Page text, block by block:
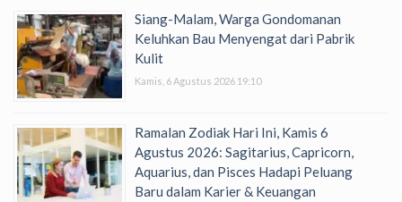
Siang-Malam, Warga Gondomanan
Keluhkan Bau Menyengat dari Pabrik
Kulit
Kamis, 6 Agustus 2026 19:10
Ramalan Zodiak Hari Ini, Kamis 6
Agustus 2026: Sagitarius, Capricorn,
Aquarius, dan Pisces Hadapi Peluang
Baru dalam Karier & Keuangan